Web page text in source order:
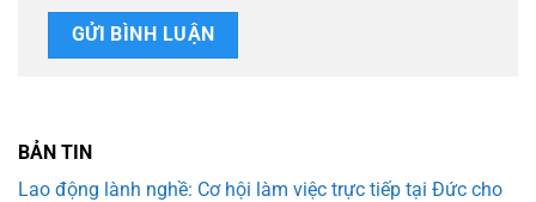
BẢN TIN
Lao động lành nghề: Cơ hội làm việc trực tiếp tại Đức cho